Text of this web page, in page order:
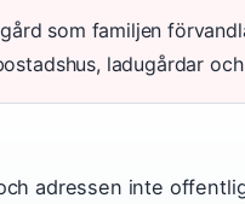
som familjen
ladugårdar
adressen inte